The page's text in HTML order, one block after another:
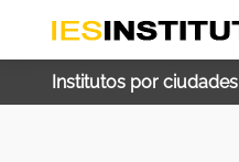
Institutos por ciudades